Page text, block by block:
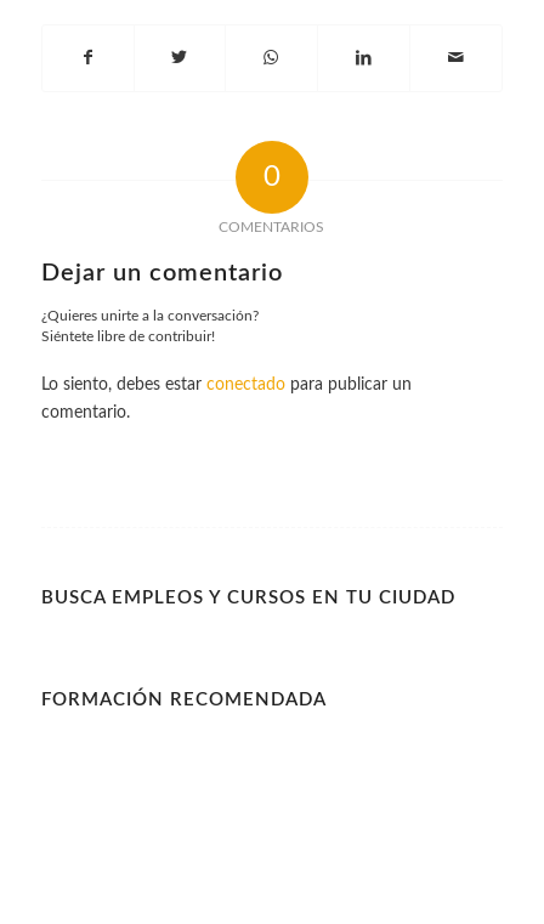
0
COMENTARIOS
Dejar un comentario
¿Quieres unirte a la conversación?
Siéntete libre de contribuir!
Lo siento, debes estar conectadopara publicar un
comentario.
BUSCA EMPLEOS Y CURSOS EN TU CIUDAD
FORMACIÓN RECOMENDADA